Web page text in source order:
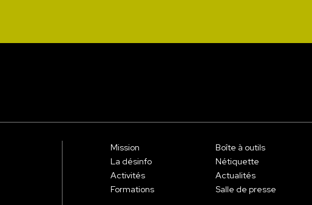
Mission
La désinfo
Activités
Formations
Boîte à outils
Nétiquette
Actualités
Salle de presse